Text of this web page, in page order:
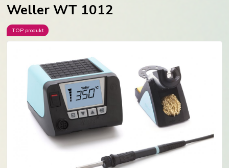
Weller WT 1012
TOP produkt